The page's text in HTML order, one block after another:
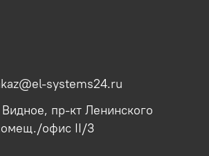
systems24.ru
пр-кт Ленинского
офис II/3